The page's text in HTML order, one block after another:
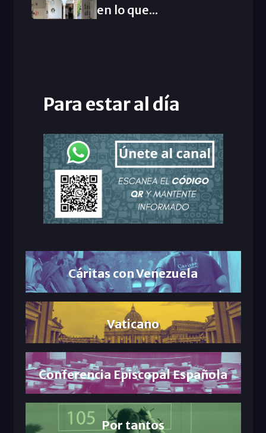
en lo que...
Para estar al día
Cáritas con Venezuela
Vaticano
Conferencia Episcopal Española
Por tantos